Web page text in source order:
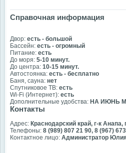
Справочная информация
Двор: есть - большой
Бассейн: есть - огромный
Питание: есть
До моря: 5-10 минут.
До центра: 10-15 минут.
Автостоянка: есть - бесплатно
Баня, сауна: нет
Спутниковое ТВ: есть
Wi-Fi (Интернет): есть
Дополнительные удобства: НА ИЮНЬ
Контакты
Адрес: Краснодарский край, г-к
Телефоны: 8 (989) 807 21 90, 8 (967)
Контактное лицо: Администратор